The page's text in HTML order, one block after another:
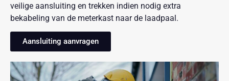
veilige aansluiting en trekken indien nodig extra
bekabeling van de meterkast naar de laadpaal.
Aansluiting aanvragen